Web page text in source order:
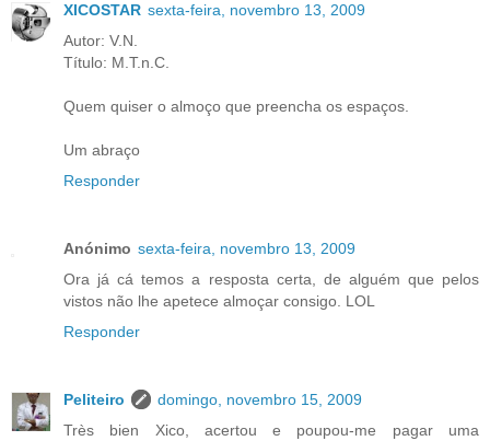
XICOSTAR sexta-feira, novembro 13, 2009
Autor: V.N.
Título: M.T.n.C.
Quem quiser o almoço que preencha os espaços.
Um abraço
Responder
Anónimo sexta-feira, novembro 13, 2009
Ora já cá temos a resposta certa, de alguém que pelos
vistos não lhe apetece almoçar consigo. LOL
Responder
Peliteiro
domingo, novembro 15, 2009
Très bien Xico, acertou e poupou-me pagar uma